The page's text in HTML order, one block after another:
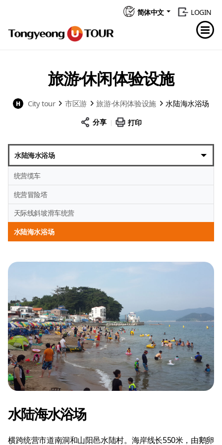
简体中文 LOGIN
旅游·休闲体验设施
City tour 市区游 旅游·休闲体验设施 水陆海水浴场
分享 打印
水陆海水浴场
统营缆车
统营冒险塔
天际线斜坡滑车统营
水陆海水浴场
水陆海水浴场
横跨统营市道南洞和山阳邑水陆村。海岸线长550米，由鹅卵